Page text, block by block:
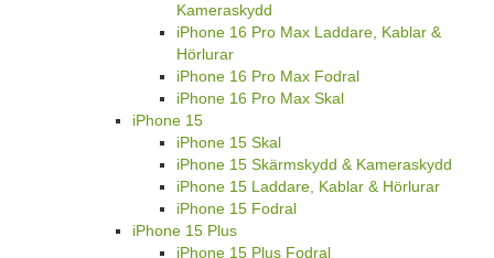
Kameraskydd
iPhone 16 Pro Max Laddare, Kablar &
Hörlurar
iPhone 16 Pro Max Fodral
iPhone 16 Pro Max Skal
iPhone 15
iPhone 15 Skal
iPhone 15 Skärmskydd & Kameraskydd
iPhone 15 Laddare, Kablar & Hörlurar
iPhone 15 Fodral
iPhone 15 Plus
iPhone 15 Plus Fodral